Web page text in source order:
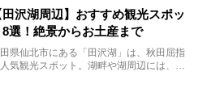
田沢湖周辺】おすすめ観光スポッ
8選！絶景からお土産まで
県仙北市にある「田沢湖」は、秋田屈指
気観光スポット。湖畔や湖周辺には、田